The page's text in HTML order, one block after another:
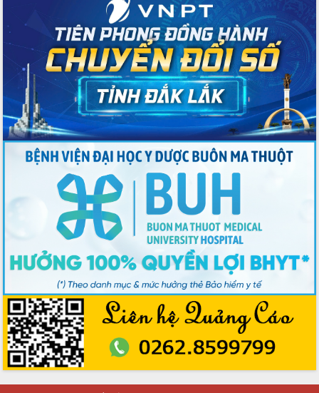
Tập trung triển khai quyết liệt, đồng bộ
các giải pháp nhằm thực hiện hiệu quả
các nhiệm vụ đề ra năm 2025
Phát huy vai trò của người có uy tín
trong phòng chống tảo hôn và hôn
nhân cận huyết thống
Nông sản Tây Nguyên thu hút doanh
nghiệp nước ngoài
Đắk Lắk định vị thương hiệu du lịch
“Biển – Rừng – Cà phê” trong không
gian phát triển mới
Hội nghị chia sẻ kinh nghiệm, chuyển
giao kỹ thuật y tế, định hướng phát
triển chuyên sâu đến 2030
Chuyển đổi số mở ra không gian phát
triển trong lĩnh vực văn hóa, du lịch
Công bố quyết định của Ban Thường
vụ Tỉnh ủy về công tác cán bộ.
Thủ tướng Phạm Minh Chính: Khẩn
trương tái thiết cuộc sống người dân
sau thiên tai
Tập trung nâng cao chất lượng, tổ
chức sản xuất sầu riêng theo hướng